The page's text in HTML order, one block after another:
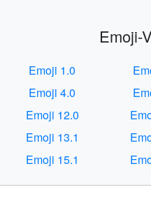
Emoji-
Emoji 1.0
Emoji 4.0
Emoji 12.0
Emoji 13.1
Emoji 15.1